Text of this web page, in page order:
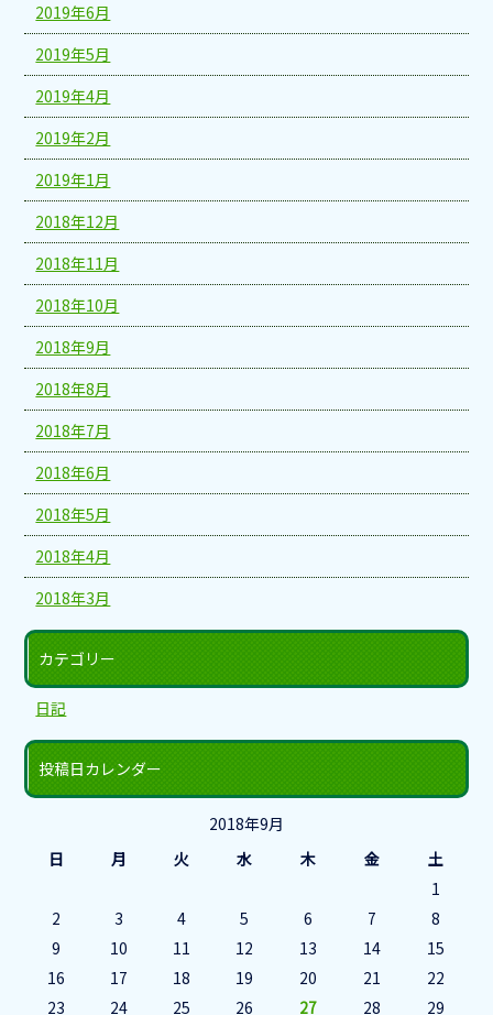
2019年6月
2019年5月
2019年4月
2019年2月
2019年1月
2018年12月
2018年11月
2018年10月
2018年9月
2018年8月
2018年7月
2018年6月
2018年5月
2018年4月
2018年3月
カテゴリー
日記
投稿日カレンダー
2018年9月
日
月 火 水 木 金
土
1
2
3 4 5 6 7
8
9
10 11 12 13 14
15
16
17 18 19 20 21
22
23
24 25 26 27 28 29